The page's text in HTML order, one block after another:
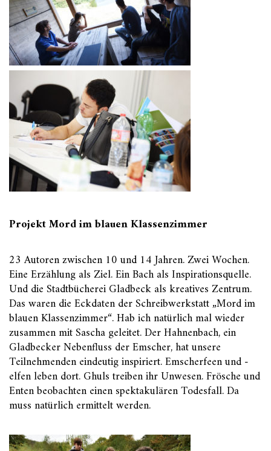
Projekt Mord im blauen Klassenzimmer
23 Autoren zwischen 10 und 14 Jahren. Zwei Wochen.
Eine Erzählung als Ziel. Ein Bach als Inspirationsquelle.
Und die Stadtbücherei Gladbeck als kreatives Zentrum.
Das waren die Eckdaten der Schreibwerkstatt „Mord im
blauen Klassenzimmer“. Hab ich natürlich mal wieder
zusammen mit Sascha geleitet. Der Hahnenbach, ein
Gladbecker Nebenfluss der Emscher, hat unsere
Teilnehmenden eindeutig inspiriert. Emscherfeen und -
elfen leben dort. Ghuls treiben ihr Unwesen. Frösche und
Enten beobachten einen spektakulären Todesfall. Da
muss natürlich ermittelt werden.